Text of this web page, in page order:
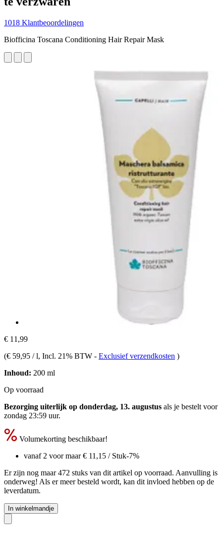
1018 Klantbeoordelingen
Biofficina Toscana Conditioning Hair Repair Mask
€ 11,99
(€ 59,95 / l, Incl. 21% BTW - Exclusief verzendkosten )
Inhoud: 200 ml
Op voorraad
Bezorging uiterlijk op donderdag, 13. augustus als je bestelt voor
zondag 23:59 uur.
Volumekorting beschikbaar!
vanaf 2 voor maar€ 11,15 / Stuk-7%
Er zijn nog maar 472 stuks van dit artikel op voorraad. Aanvulling is
onderweg! Als er meer besteld wordt, kan dit invloed hebben op de
leverdatum.
In winkelmandje